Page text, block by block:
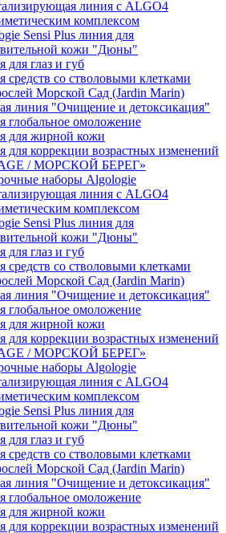
линия с ALGO4
комплексом
Sensi Plus линия для
кожи "Дюны"
для глаз и губ
средств со стволовыми клетками
Морской Сад (Jardin Marin)
линия "Очищение и детоксикация"
глобальное омоложение
для жирной кожи
для коррекции возрастных изменений
/ МОРСКОЙ БЕРЕГ»
наборы Algologie
линия с ALGO4
комплексом
Sensi Plus линия для
кожи "Дюны"
для глаз и губ
средств со стволовыми клетками
Морской Сад (Jardin Marin)
линия "Очищение и детоксикация"
глобальное омоложение
для жирной кожи
для коррекции возрастных изменений
/ МОРСКОЙ БЕРЕГ»
наборы Algologie
линия с ALGO4
комплексом
Sensi Plus линия для
кожи "Дюны"
для глаз и губ
средств со стволовыми клетками
Морской Сад (Jardin Marin)
линия "Очищение и детоксикация"
глобальное омоложение
для жирной кожи
для коррекции возрастных изменений